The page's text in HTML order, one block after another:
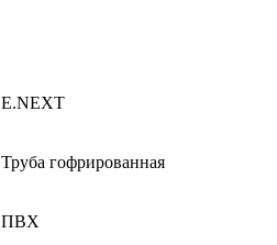
E.NEXT
Труба гофрированная
ПВХ